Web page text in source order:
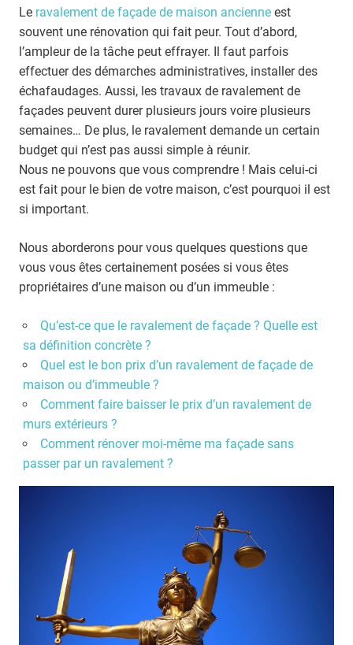
Le ravalement de façade de maison ancienne est
souvent une rénovation qui fait peur. Tout d’abord,
l’ampleur de la tâche peut effrayer. Il faut parfois
effectuer des démarches administratives, installer des
échafaudages. Aussi, les travaux de ravalement de
façades peuvent durer plusieurs jours voire plusieurs
semaines… De plus, le ravalement demande un certain
budget qui n’est pas aussi simple à réunir.
Nous ne pouvons que vous comprendre ! Mais celui-ci
est fait pour le bien de votre maison, c’est pourquoi il est
si important.
Nous aborderons pour vous quelques questions que
vous vous êtes certainement posées si vous êtes
propriétaires d’une maison ou d’un immeuble :
Qu’est-ce que le ravalement de façade ? Quelle est
sa définition concrète ?
Quel est le bon prix d’un ravalement de façade de
maison ou d’immeuble ?
Comment faire baisser le prix d’un ravalement de
murs extérieurs ?
Comment rénover moi-même ma façade sans
passer par un ravalement ?